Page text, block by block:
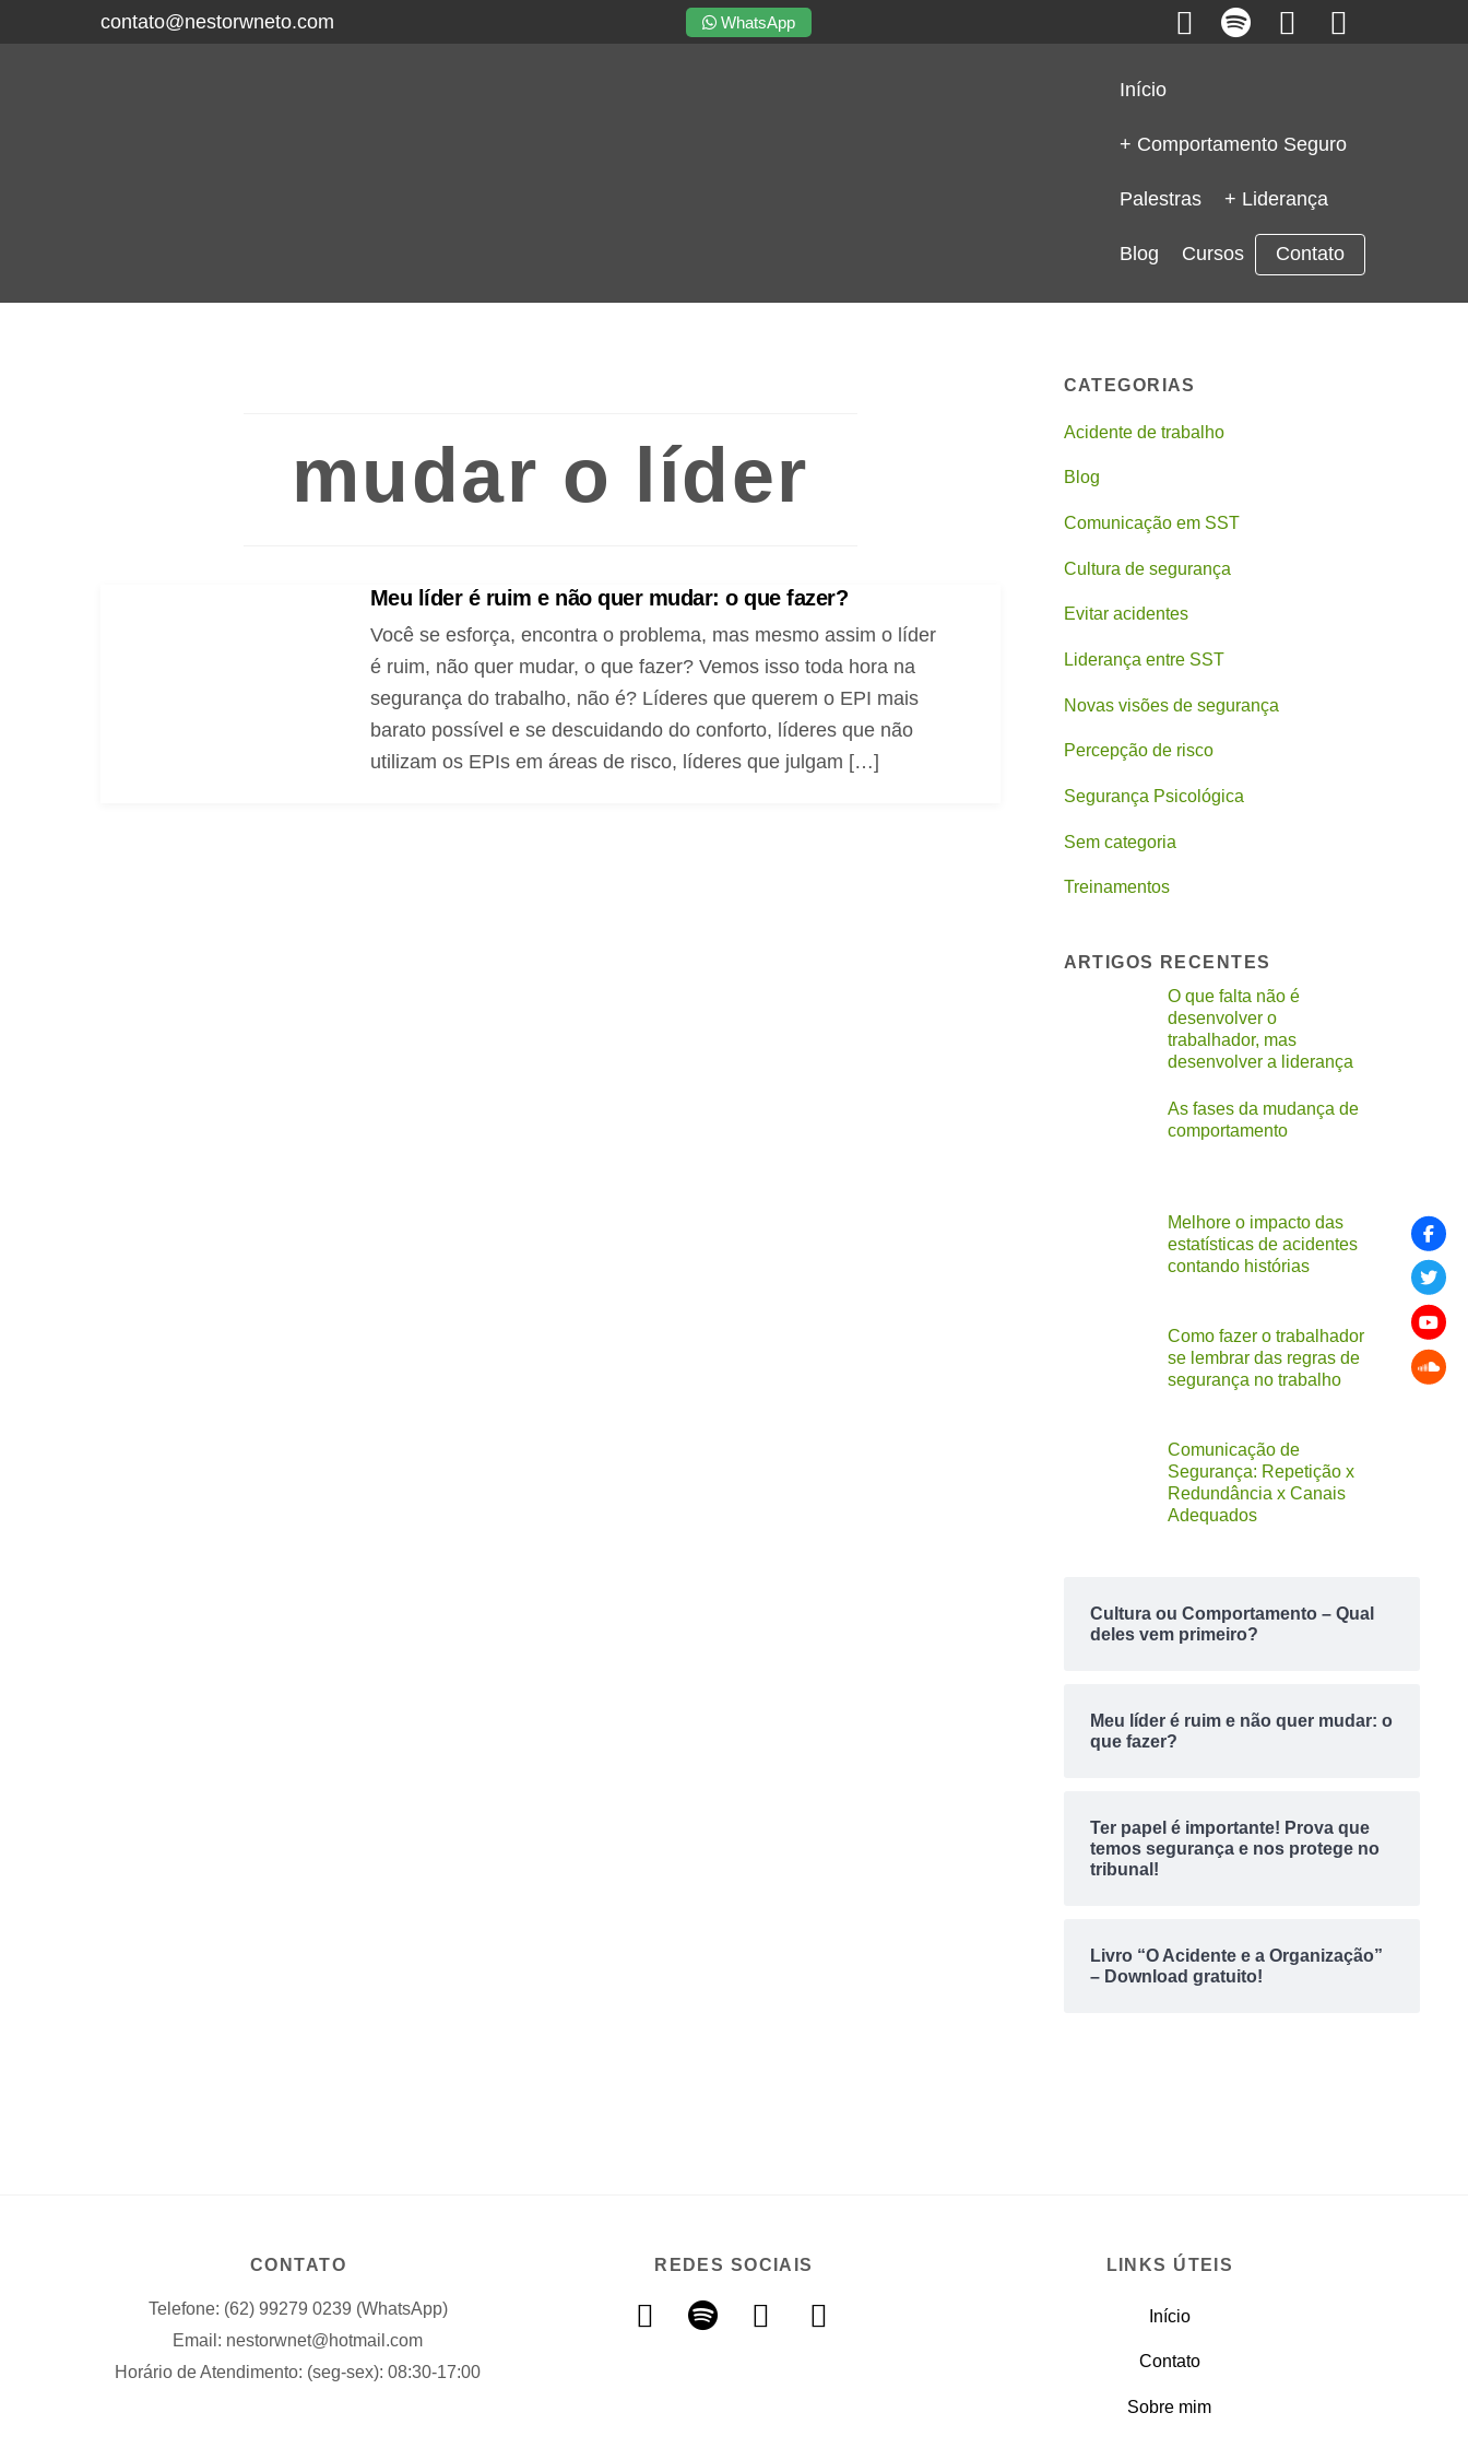
contato@nestorwneto.com WhatsApp
Início
+ Comportamento Seguro
Palestras + Liderança
Blog Cursos Contato
mudar o líder
Meu líder é ruim e não quer mudar: o que fazer?
Você se esforça, encontra o problema, mas mesmo assim o líder
é ruim, não quer mudar, o que fazer? Vemos isso toda hora na
segurança do trabalho, não é? Líderes que querem o EPI mais
barato possível e se descuidando do conforto, líderes que não
utilizam os EPIs em áreas de risco, líderes que julgam […]
CATEGORIAS
Acidente de trabalho
Blog
Comunicação em SST
Cultura de segurança
Evitar acidentes
Liderança entre SST
Novas visões de segurança
Percepção de risco
Segurança Psicológica
Sem categoria
Treinamentos
ARTIGOS RECENTES
O que falta não é
desenvolver o
trabalhador, mas
desenvolver a liderança
As fases da mudança de
comportamento
Melhore o impacto das
estatísticas de acidentes
contando histórias
Como fazer o trabalhador
se lembrar das regras de
segurança no trabalho
Comunicação de
Segurança: Repetição x
Redundância x Canais
Adequados
Cultura ou Comportamento – Qual
deles vem primeiro?
Meu líder é ruim e não quer mudar: o
que fazer?
Ter papel é importante! Prova que
temos segurança e nos protege no
tribunal!
Livro “O Acidente e a Organização”
– Download gratuito!
CONTATO
Telefone: (62) 99279 0239 (WhatsApp)
Email: nestorwnet@hotmail.com
Horário de Atendimento: (seg-sex): 08:30-17:00
REDES SOCIAIS LINKS ÚTEIS
Início
Contato
Sobre mim